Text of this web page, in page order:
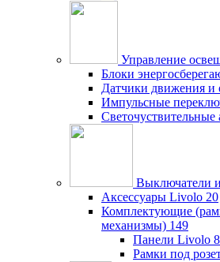
Управление
Блоки
Датчики движения и
Импульсные
Выключатели
Аксессуары Livolo 20
Комплектующие
механизмы) 149
Панели Livolo
Рамки под